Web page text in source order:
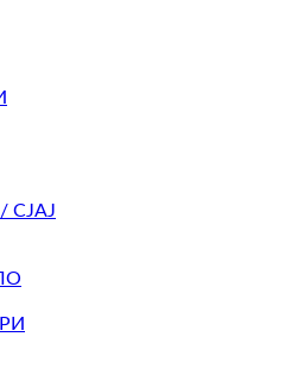
СЈАЈ